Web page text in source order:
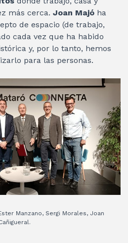
más cerca. Joan Majó ha
de espacio (de trabajo,
cada vez que ha habido
y, por lo tanto, hemos
para las personas.
Manzano, Sergi Morales, Joan